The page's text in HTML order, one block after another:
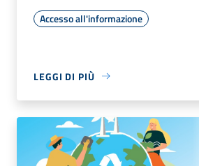
Accesso all'informazione
LEGGI DI PIÙ